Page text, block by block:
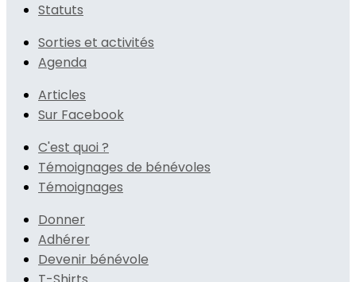
Statuts
Sorties et activités
Agenda
Articles
Sur Facebook
C'est quoi ?
Témoignages de bénévoles
Témoignages
Donner
Adhérer
Devenir bénévole